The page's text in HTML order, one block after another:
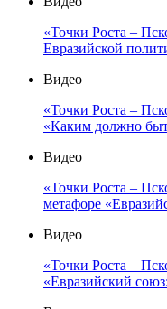
«Точки Роста –
Евразийской
Видео
«Точки Роста –
«Каким должно
Видео
«Точки Роста –
метафоре
Видео
«Точки Роста –
«Евразийский